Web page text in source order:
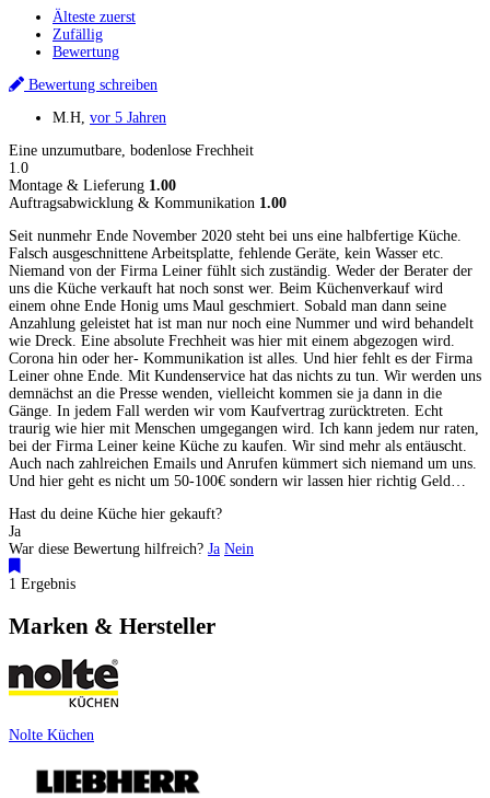
Älteste zuerst
Zufällig
Bewertung
Bewertung schreiben
M.H, vor 5 Jahren
Eine unzumutbare, bodenlose Frechheit
1.0
Montage & Lieferung 1.00
Auftragsabwicklung & Kommunikation 1.00
Seit nunmehr Ende November 2020 steht bei uns eine halbfertige Küche.
Falsch ausgeschnittene Arbeitsplatte, fehlende Geräte, kein Wasser etc.
Niemand von der Firma Leiner fühlt sich zuständig. Weder der Berater der
uns die Küche verkauft hat noch sonst wer. Beim Küchenverkauf wird
einem ohne Ende Honig ums Maul geschmiert. Sobald man dann seine
Anzahlung geleistet hat ist man nur noch eine Nummer und wird behandelt
wie Dreck. Eine absolute Frechheit was hier mit einem abgezogen wird.
Corona hin oder her- Kommunikation ist alles. Und hier fehlt es der Firma
Leiner ohne Ende. Mit Kundenservice hat das nichts zu tun. Wir werden uns
demnächst an die Presse wenden, vielleicht kommen sie ja dann in die
Gänge. In jedem Fall werden wir vom Kaufvertrag zurücktreten. Echt
traurig wie hier mit Menschen umgegangen wird. Ich kann jedem nur raten,
bei der Firma Leiner keine Küche zu kaufen. Wir sind mehr als entäuscht.
Auch nach zahlreichen Emails und Anrufen kümmert sich niemand um uns.
Und hier geht es nicht um 50-100€ sondern wir lassen hier richtig Geld…
Hast du deine Küche hier gekauft?
Ja
War diese Bewertung hilfreich? Ja Nein
1 Ergebnis
Marken & Hersteller
Nolte Küchen